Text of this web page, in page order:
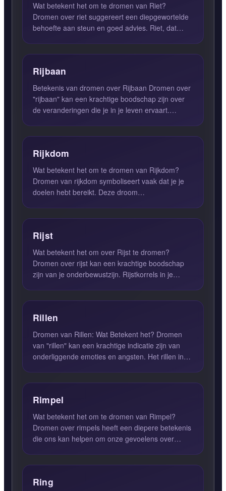
Wat betekent het om te dromen van Riet?
Dromen over riet suggereert een diepgewortelde
behoefte aan steun en goed advies. Riet, dat
Rijbaan
Betekenis van dromen over Rijbaan Dromen over
"rijbaan" kan een krachtige boodschap zijn over
de veranderingen die je in je leven ervaart.
Rijkdom
Wat betekent het om te dromen van Rijkdom?
Dromen van rijkdom symboliseert vaak dat je je
doelen hebt bereikt. Deze droom
Rijst
Wat betekent het om over Rijst te dromen?
Dromen over rijst kan een krachtige boodschap
zijn van je onderbewustzijn. Rijstkorrels in je
Rillen
Dromen van Rillen: Wat Betekent het? Dromen
van "rillen" kan een krachtige indicatie zijn van
onderliggende emoties en angsten. Het rillen in
Rimpel
Wat betekent het om te dromen van Rimpel?
Dromen over rimpels heeft een diepere betekenis
die ons kan helpen om onze gevoelens over
Ring